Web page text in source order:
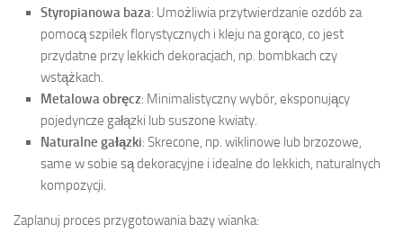
Styropianowa baza: Umożliwia przytwierdzanie ozdób za
pomocą szpilek florystycznych i kleju na gorąco, co jest
przydatne przy lekkich dekoracjach, np. bombkach czy
wstążkach.
Metalowa obręcz: Minimalistyczny wybór, eksponujący
pojedyncze gałązki lub suszone kwiaty.
Naturalne gałązki: Skrecone, np. wiklinowe lub brzozowe,
same w sobie są dekoracyjne i idealne do lekkich, naturalnych
kompozycji.
Zaplanuj proces przygotowania bazy wianka: